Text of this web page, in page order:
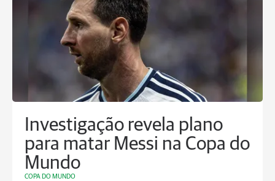
Investigação revela plano
para matar Messi na Copa do
Mundo
COPA DO MUNDO